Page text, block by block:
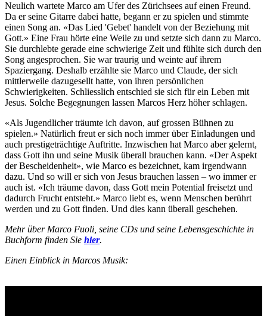
Neulich wartete Marco am Ufer des Zürichsees auf einen Freund.
Da er seine Gitarre dabei hatte, begann er zu spielen und stimmte
einen Song an. «Das Lied 'Gebet' handelt von der Beziehung mit
Gott.» Eine Frau hörte eine Weile zu und setzte sich dann zu Marco.
Sie durchlebte gerade eine schwierige Zeit und fühlte sich durch den
Song angesprochen. Sie war traurig und weinte auf ihrem
Spaziergang. Deshalb erzählte sie Marco und Claude, der sich
mittlerweile dazugesellt hatte, von ihren persönlichen
Schwierigkeiten. Schliesslich entschied sie sich für ein Leben mit
Jesus. Solche Begegnungen lassen Marcos Herz höher schlagen.
«Als Jugendlicher träumte ich davon, auf grossen Bühnen zu
spielen.» Natürlich freut er sich noch immer über Einladungen und
auch prestigeträchtige Auftritte. Inzwischen hat Marco aber gelernt,
dass Gott ihn und seine Musik überall brauchen kann. «Der Aspekt
der Bescheidenheit», wie Marco es bezeichnet, kam irgendwann
dazu. Und so will er sich von Jesus brauchen lassen – wo immer er
auch ist. «Ich träume davon, dass Gott mein Potential freisetzt und
dadurch Frucht entsteht.» Marco liebt es, wenn Menschen berührt
werden und zu Gott finden. Und dies kann überall geschehen.
Mehr über Marco Fuoli, seine CDs und seine Lebensgeschichte in
Buchform finden Sie hier.
Einen Einblick in Marcos Musik: